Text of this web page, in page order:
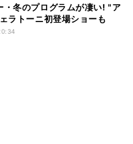
・冬のプログラムが凄い! "ア
ラトーニ初登場ショーも